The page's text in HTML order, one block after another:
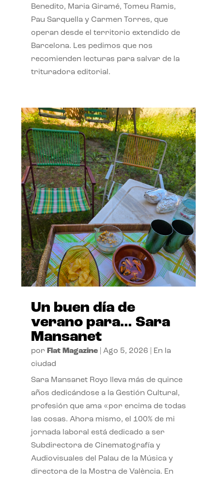
Benedito, Maria Giramé, Tomeu Ramis,
Pau Sarquella y Carmen Torres, que
operan desde el territorio extendido de
Barcelona. Les pedimos que nos
recomienden lecturas para salvar de la
trituradora editorial.
Un buen día de
verano para… Sara
Mansanet
por Flat Magazine| Ago 5, 2026
En la
ciudad
Sara Mansanet Royo lleva más de quince
años dedicándose a la Gestión Cultural,
profesión que ama «por encima de todas
las cosas. Ahora mismo, el 100% de mi
jornada laboral está dedicado a ser
Subdirectora de Cinematografía y
Audiovisuales del Palau de la Música y
directora de la Mostra de València. En